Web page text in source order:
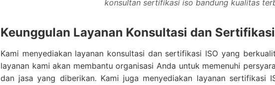
konsultan sertifikasi iso bandung kualitas
Keunggulan Layanan Konsultasi dan
Kami menyediakan layanan konsultasi dan sertifikasi ISO yang
layanan kami akan membantu organisasi Anda untuk memenuhi
dan jasa yang diberikan. Kami juga menyediakan layanan sertifikasi